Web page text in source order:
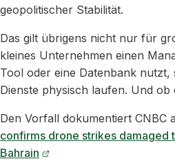
geopolitischer Stabilität.
Das gilt übrigens nicht nur für
kleines Unternehmen einen
Tool oder eine Datenbank nutzt,
Dienste physisch laufen. Und ob
Den Vorfall dokumentiert CNBC
confirms drone strikes damaged
Bahrain